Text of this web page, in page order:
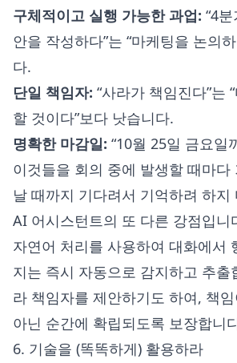
구체적이고 실행 가능한 과업: “4
안을 작성하다”는 “마케팅을 논의
다.
단일 책임자: “사라가 책임진다”는
할 것이다”보다 낫습니다.
명확한 마감일: “10월 25일 금요일
이것들을 회의 중에 발생할 때마다
날 때까지 기다려서 기억하려 하지
AI 어시스턴트의 또 다른 강점입니
자연어 처리를 사용하여 대화에서
지는 즉시 자동으로 감지하고 추출
라 책임자를 제안하기도 하여, 책
아닌 순간에 확립되도록 보장합니
6. 기술을 (똑똑하게) 활용하라